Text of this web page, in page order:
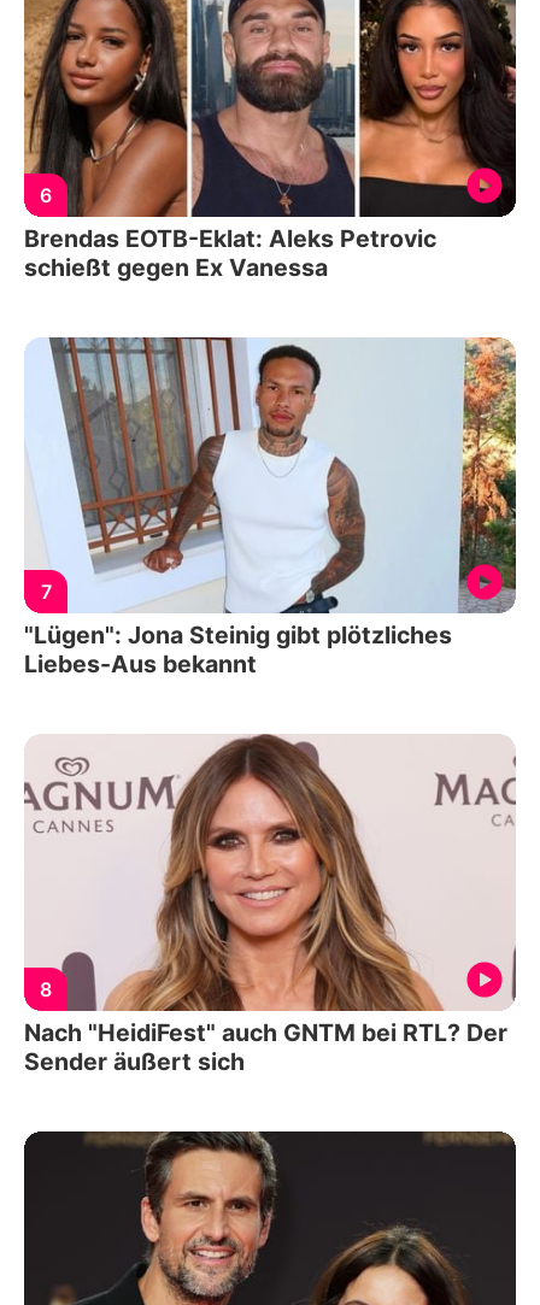
6
Brendas EOTB-Eklat: Aleks Petrovic
schießt gegen Ex Vanessa
7
"Lügen": Jona Steinig gibt plötzliches
Liebes-Aus bekannt
8
Nach "HeidiFest" auch GNTM bei RTL? Der
Sender äußert sich